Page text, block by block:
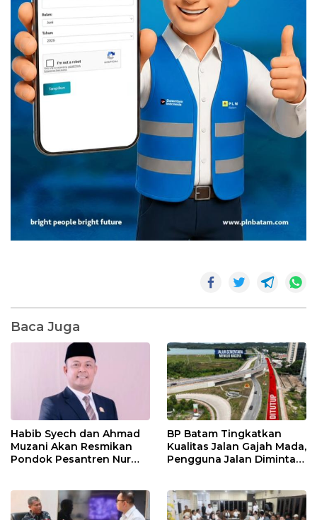
Baca Juga
Habib Syech dan Ahmad
Muzani Akan Resmikan
Pondok Pesantren Nur
BP Batam Tingkatkan
Kualitas Jalan Gajah Mada,
Pengguna Jalan Diminta